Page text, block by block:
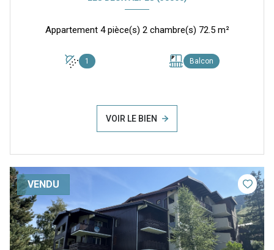
Appartement 4 pièce(s) 2 chambre(s) 72.5 m²
1 Balcon
VOIR LE BIEN
VENDU